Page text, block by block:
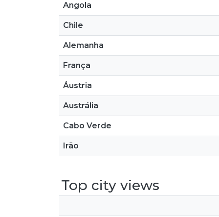
Angola
Chile
Alemanha
França
Áustria
Austrália
Cabo Verde
Irão
Top city views